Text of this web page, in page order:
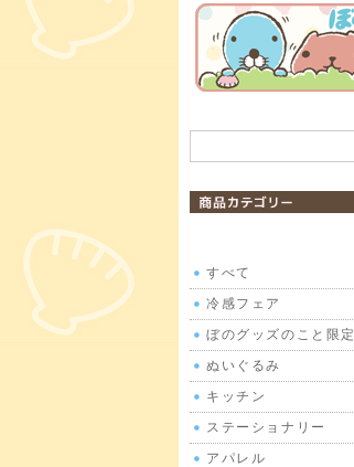
商品カテゴリ
すべて
冷感フェア
ぼのグッズのこと限定
ぬいぐるみ
キッチン
ステーショナリー
アパレル